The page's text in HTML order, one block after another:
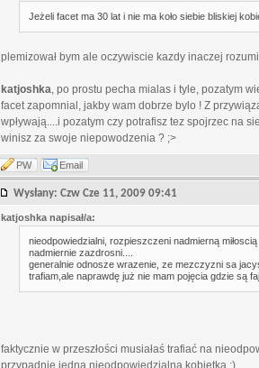
Jeżeli facet ma 30 lat i nie ma koło siebie bliskiej
plemizował bym ale oczywiscie kazdy inaczej
katjoshka, po prostu pecha mialas i tyle, pozatym
facet zapomnial, jakby wam dobrze bylo ! Z
wpływają....i pozatym czy potrafisz tez spojrzec na
winisz za swoje niepowodzenia ? ;>
PW Email
Wysłany: Czw Cze 11, 2009 09:41
katjoshka napisał/a:
nieodpowiedzialni, rozpieszczeni nadmierną
nadmiernie zazdrosni....
generalnie odnosze wrazenie, ze mezczyzni sa
trafiam,ale naprawdę już nie mam pojęcia gdzie są
faktycznie w przeszłości musiałaś trafiać na
przypadnie jedna nieodpowiedzialna kobietka :)